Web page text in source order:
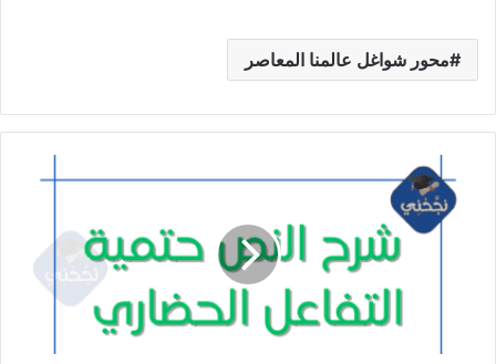
محور شواغل عالمنا المعاصر
النص
حتمية
التفاعل